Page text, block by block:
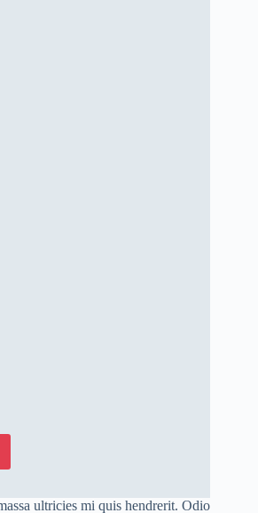
ultricies mi quis hendrerit. Odio